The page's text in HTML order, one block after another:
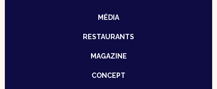
MÉDIA
RESTAURANTS
MAGAZINE
CONCEPT